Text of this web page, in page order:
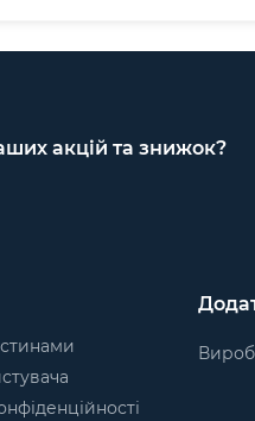
акцій та знижок?